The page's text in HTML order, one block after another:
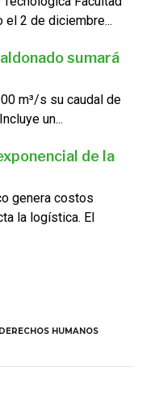
el 2 de diciembre...
sumará
m³/s su caudal de
un...
de la
genera costos
la logística. El
DERECHOS HUMANOS